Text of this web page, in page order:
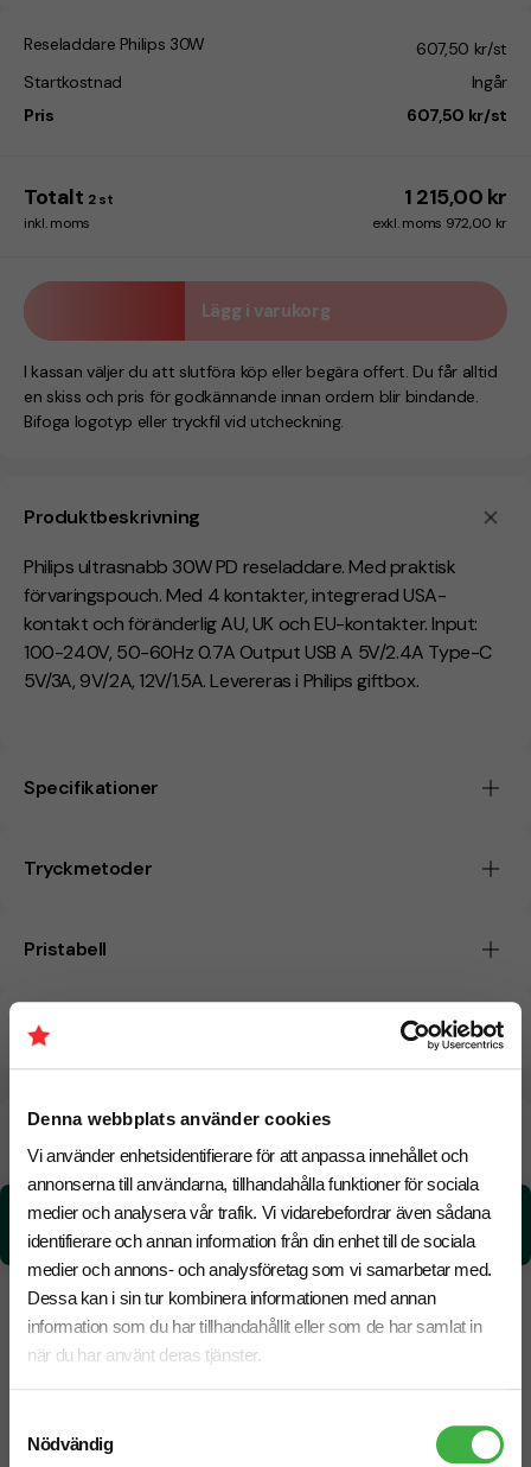
Denna webbplats använder cookies
Vi använder enhetsidentifierare för att anpassa innehållet och
annonserna till användarna, tillhandahålla funktioner för sociala
medier och analysera vår trafik. Vi vidarebefordrar även sådana
identifierare och annan information från din enhet till de sociala
medier och annons- och analysföretag som vi samarbetar med.
Dessa kan i sin tur kombinera informationen med annan
information som du har tillhandahållit eller som de har samlat in
när du har använt deras tjänster.
Nödvändig
Produktbeskrivning
Philips ultrasnabb 30W PD reseladdare. Med praktisk
förvaringspouch. Med 4 kontakter, integrerad USA-
kontakt och föränderlig AU, UK och EU-kontakter. Input:
100-240V, 50-60Hz 0.7A Output USB A 5V/2.4A Type-C
5V/3A, 9V/2A, 12V/1.5A. Levereras i Philips giftbox.
Specifikationer
Tryckmetoder
Pristabell
CO₂e -avtryck
Reseladdare Philips 30W
607,50 kr/st
Startkostnad
Ingår
Pris
607,50 kr/st
Totalt 2 st 1 215,00 kr
inkl. moms exkl. moms 972,00 kr
Lägg i varukorg
I kassan väljer du att slutföra köp eller begära offert. Du får alltid
en skiss och pris för godkännande innan ordern blir bindande.
Bifoga logotyp eller tryckfil vid utcheckning.
Beräknad leveranstid:
Snabbare leverans? Kontakta oss.
CO₂e -avtryck:
1.43 kg CO₂e / per styck